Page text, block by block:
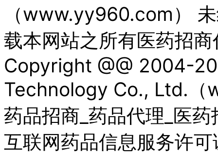
（www.yy960.com）
载本网站之所有医药招
Copyright @@ 2004-
Technology Co., Ltd.（
药品招商_药品代理_医
互联网药品信息服务许